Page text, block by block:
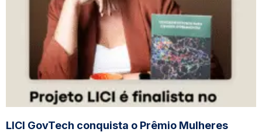
LICI GovTech conquista o Prêmio Mulheres